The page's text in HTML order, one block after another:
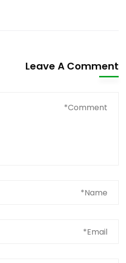
Leave A Comment